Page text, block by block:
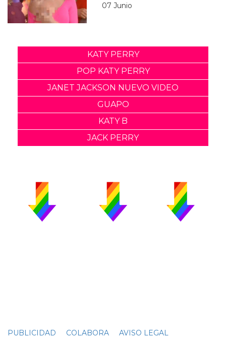
07 Junio
KATY PERRY
POP KATY PERRY
JANET JACKSON NUEVO VIDEO
GUAPO
KATY B
JACK PERRY
PUBLICIDAD COLABORA AVISO LEGAL